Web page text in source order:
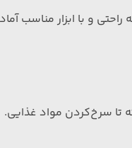
و با ابزار مناسب
تا سرخ‌کردن مواد غذایی.